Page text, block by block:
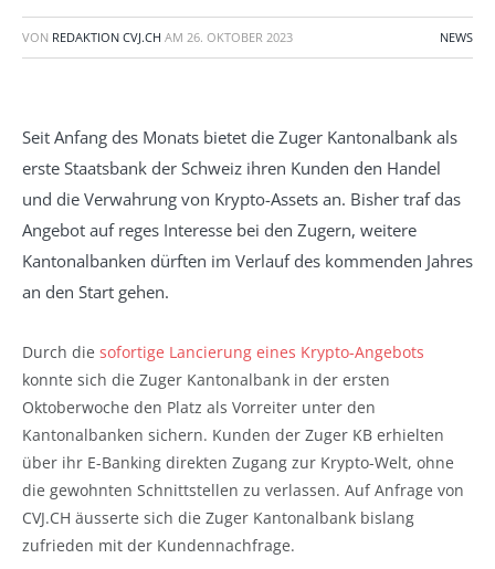
VON REDAKTION CVJ.CH AM 26. OKTOBER 2023 NEWS
Seit Anfang des Monats bietet die Zuger Kantonalbank als
erste Staatsbank der Schweiz ihren Kunden den Handel
und die Verwahrung von Krypto-Assets an. Bisher traf das
Angebot auf reges Interesse bei den Zugern, weitere
Kantonalbanken dürften im Verlauf des kommenden Jahres
an den Start gehen.
Durch die sofortige Lancierung eines Krypto-Angebots
konnte sich die Zuger Kantonalbank in der ersten
Oktoberwoche den Platz als Vorreiter unter den
Kantonalbanken sichern. Kunden der Zuger KB erhielten
über ihr E-Banking direkten Zugang zur Krypto-Welt, ohne
die gewohnten Schnittstellen zu verlassen. Auf Anfrage von
CVJ.CH äusserte sich die Zuger Kantonalbank bislang
zufrieden mit der Kundennachfrage.